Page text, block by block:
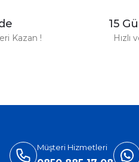
Kazan !
15
Hızlı
Müşteri Hizmetleri